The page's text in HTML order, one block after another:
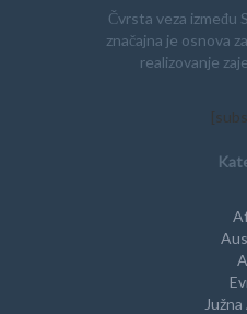
Čvrsta veza između
značajna je osnova
realizovanje